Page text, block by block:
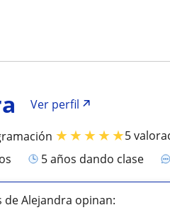
Ver perfil
★★★★★5
5 años dando clase
de Alejandra opinan: